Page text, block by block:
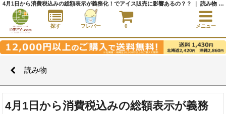
読み物
4月1日から消費税込みの総額表示が義務
4月1日から消費税込みの総額表示が義務化！でアイス販売に影響あるの？？ ｜ 読み物 ｜アイスクリーム通販サイト｜アイスクリームギフト│全国にご当地アイスをお届け - やまざと.com
探す フレバー 0 メニュー